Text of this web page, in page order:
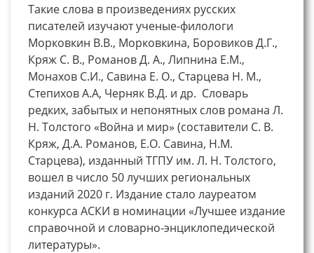
Такие слова в произведениях русских
писателей изучают ученые-филологи
Морковкин В.В., Морковкина, Боровиков Д.Г.,
Кряж С. В., Романов Д. А., Липнина Е.М.,
Монахов С.И., Савина Е. О., Старцева Н. М.,
Степихов А.А, Черняк В.Д. и др. Словарь
редких, забытых и непонятных слов романа Л.
Н. Толстого «Война и мир» (составители С. В.
Кряж, Д.А. Романов, Е.О. Савина, Н.М.
Старцева), изданный ТГПУ им. Л. Н. Толстого,
вошел в число 50 лучших региональных
изданий 2020 г. Издание стало лауреатом
конкурса АСКИ в номинации «Лучшее издание
справочной и словарно-энциклопедической
литературы».